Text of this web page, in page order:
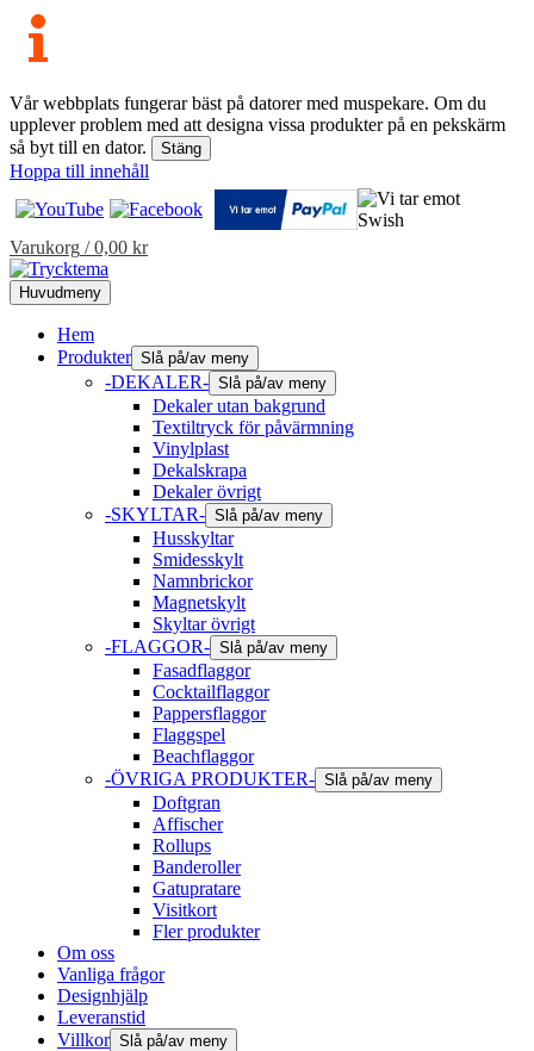
Vår webbplats fungerar bäst på datorer med muspekare. Om du
upplever problem med att designa vissa produkter på en pekskärm
så byt till en dator.
Stäng
Hoppa till innehåll
Varukorg /0,00 kr
Huvudmeny
Hem
Produkter Slå på/av meny
-DEKALER- Slå på/av meny
Dekaler utan bakgrund
Textiltryck för påvärmning
Vinylplast
Dekalskrapa
Dekaler övrigt
-SKYLTAR- Slå på/av meny
Husskyltar
Smidesskylt
Namnbrickor
Magnetskylt
Skyltar övrigt
-FLAGGOR- Slå på/av meny
Fasadflaggor
Cocktailflaggor
Pappersflaggor
Flaggspel
Beachflaggor
-ÖVRIGA PRODUKTER- Slå på/av meny
Doftgran
Affischer
Rollups
Banderoller
Gatupratare
Visitkort
Fler produkter
Om oss
Vanliga frågor
Designhjälp
Leveranstid
Villkor Slå på/av meny